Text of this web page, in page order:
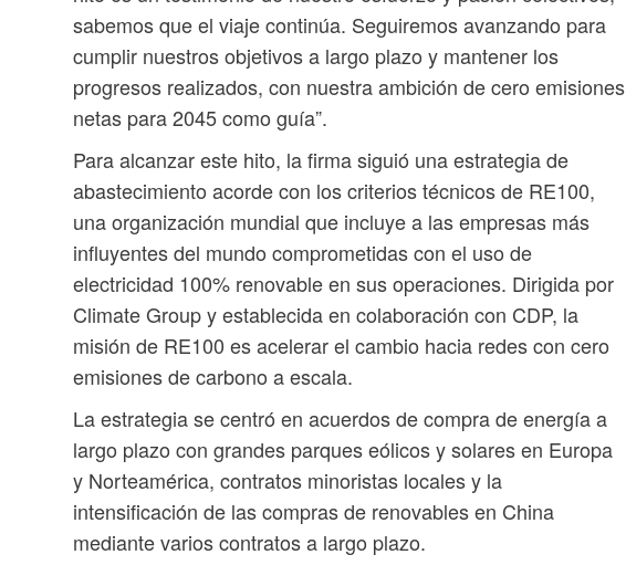
sabemos que el viaje continúa. Seguiremos avanzando para
cumplir nuestros objetivos a largo plazo y mantener los
progresos realizados, con nuestra ambición de cero emisiones
netas para 2045 como guía”.
Para alcanzar este hito, la firma siguió una estrategia de
abastecimiento acorde con los criterios técnicos de RE100,
una organización mundial que incluye a las empresas más
influyentes del mundo comprometidas con el uso de
electricidad 100% renovable en sus operaciones. Dirigida por
Climate Group y establecida en colaboración con CDP, la
misión de RE100 es acelerar el cambio hacia redes con cero
emisiones de carbono a escala.
La estrategia se centró en acuerdos de compra de energía a
largo plazo con grandes parques eólicos y solares en Europa
y Norteamérica, contratos minoristas locales y la
intensificación de las compras de renovables en China
mediante varios contratos a largo plazo.